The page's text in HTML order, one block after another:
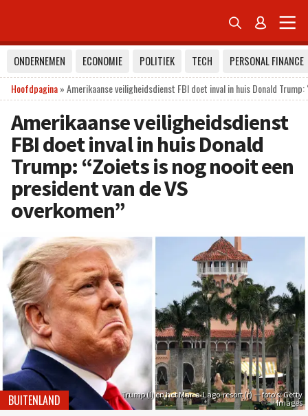
 
ONDERNEMEN ECONOMIE POLITIEK TECH
PERSONAL FINANCE
Hoofdpagina»Amerikaanse veiligheidsdienst FBI doet inval in huis Donald
Amerikaanse veiligheidsdienst
FBI doet inval in huis Donald
Trump: “Zoiets is nog nooit een
president van de VS
overkomen”
Trump (l) en het Mar-a-Lago-resort (r) — foto’s: Getty
Images
BUITENLAND